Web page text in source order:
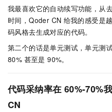
我最喜欢它的自动续写功能，从
时间，Qoder CN 给我的感受是
码风格去生成对应的代码。
第二个的话是单元测试，单元测
80% 甚至是 90%。
代码采纳率在 60%-70%
CN